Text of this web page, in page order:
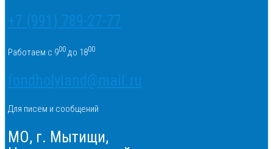
+7 (991) 789-27-77
Работаем с 900 до 1800
fondholyland@mail.ru
Для писем и сообщений
МО, г. Мытищи,